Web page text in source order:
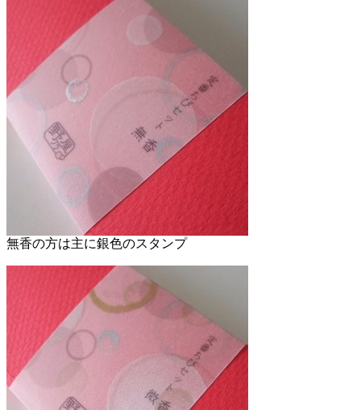
無香の方は主に銀色のスタンプ